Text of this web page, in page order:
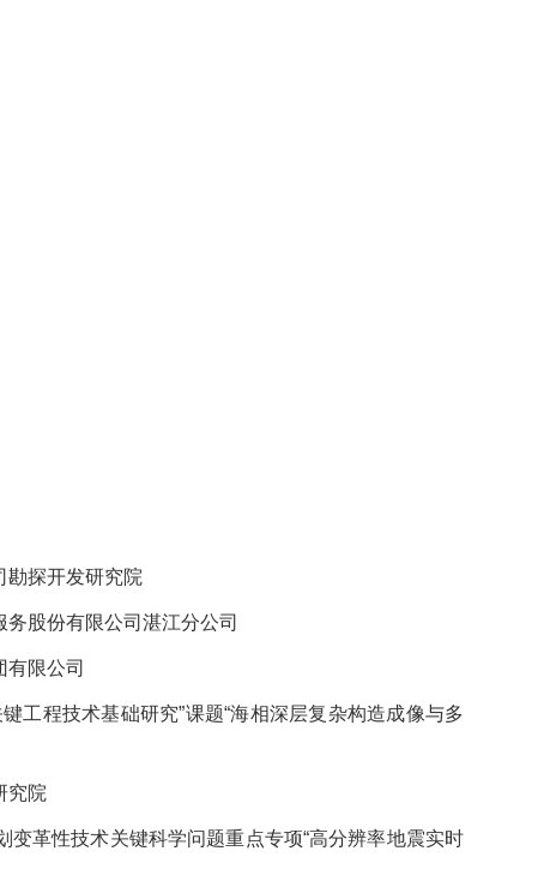
勘探开发研究院
股份有限公司湛江分公司
限公司
工程技术基础研究”课题“海相深层复杂构造成像与多
究院
革性技术关键科学问题重点专项“高分辨率地震实时